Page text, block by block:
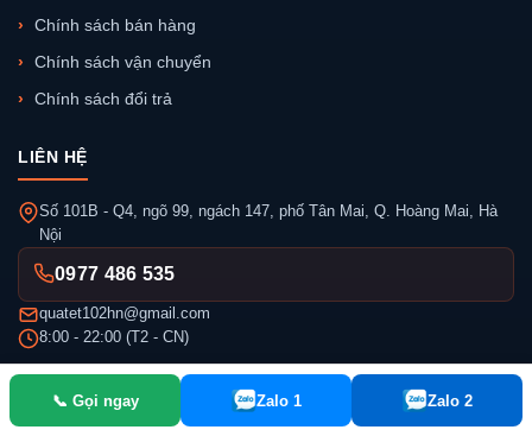
📞 Gọi ngay Zalo 1 Zalo 2
Chính sách bán hàng
Chính sách vận chuyển
Chính sách đổi trả
LIÊN HỆ
Số 101B - Q4, ngõ 99, ngách 147, phố Tân Mai, Q. Hoàng Mai, Hà
Nội
0977 486 535
quatet102hn@gmail.com
8:00 - 22:00 (T2 - CN)
Công ty CP Đầu tư Gifts Việt Nam